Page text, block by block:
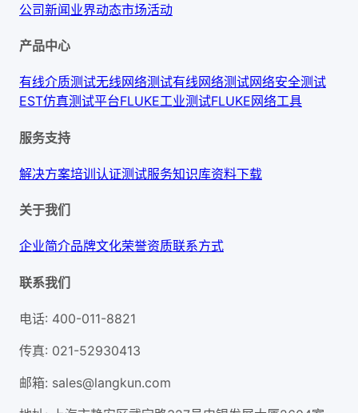
公司新闻业界动态市场活动
产品中心
有线介质测试无线网络测试有线网络测试网络安全测试
EST仿真测试平台FLUKE工业测试FLUKE网络工具
服务支持
解决方案培训认证测试服务知识库资料下载
关于我们
企业简介品牌文化荣誉资质联系方式
联系我们
电话: 400-011-8821
传真: 021-52930413
邮箱: sales@langkun.com